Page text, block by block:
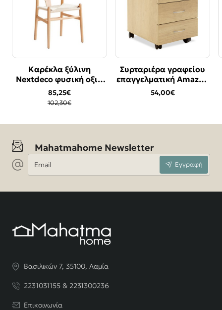
Bestseller
-17%
Καρέκλα ξύλινη
Nextdeco φυσική οξιά
Υ76χ53.3x57εκ.
85,25€
102,30€
Bestseller
Συρταριέρα γραφείου
επαγγελματική Amazon
pakoworld τροχήλατη
χρώμα sonoma
54,00€
Mahatmahome Newsletter
Email
Εγγραφή
Βασιλικών 7, 35100, Λαμία
2231031155 & 2231300236
Επικοινωνία